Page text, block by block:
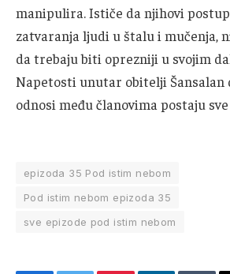
manipulira. Ističe da njihovi
zatvaranja ljudi u štalu i mučenja,
da trebaju biti oprezniji u svojim
Napetosti unutar obitelji Šansalan
odnosi među članovima postaju
epizoda 35 Pod istim nebom
Pod istim nebom epizoda 35
sve epizode pod istim nebom